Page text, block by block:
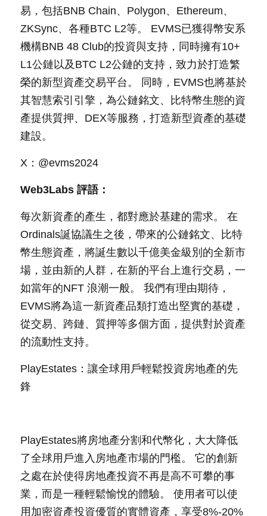
易，包括BNB Chain、Polygon、Ethereum、
ZKSync、各種BTC L2等。 EVMS已獲得幣安系
機構BNB 48 Club的投資與支持，同時擁有10+
L1公鏈以及BTC L2公鏈的支持，致力於打造繁
榮的新型資產交易平台。 同時，EVMS也將基於
其智慧索引引擎，為公鏈銘文、比特幣生態的資
產提供質押、DEX等服務，打造新型資產的基礎
建設。
X：@evms2024
Web3Labs 評語：
每次新資產的產生，都對應於基建的需求。 在
Ordinals誕協議生之後，帶來的公鏈銘文、比特
幣生態資產，將誕生數以千億美金級別的全新市
場，並由新的人群，在新的平台上進行交易，一
如當年的NFT 浪潮一般。 我們有理由期待，
EVMS將為這一新資產品類打造出堅實的基礎，
從交易、跨鏈、質押等多個方面，提供對於資產
的流動性支持。
PlayEstates：讓全球用戶輕鬆投資房地產的先
鋒
PlayEstates將房地產分割和代幣化，大大降低
了全球用戶進入房地產市場的門檻。 它的創新
之處在於使得房地產投資不再是高不可攀的事
業，而是一種輕鬆愉悅的體驗。 使用者可以使
用加密資產投資優質的實體資產，享受8%-20%